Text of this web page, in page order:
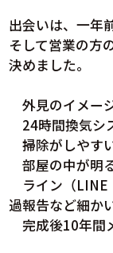
出会いは、一年
そして営業の方
決めました。
外見のイメー
24時間換気シ
掃除がしやす
部屋の中が明
ライン（LINE
過報告など細か
完成後10年間